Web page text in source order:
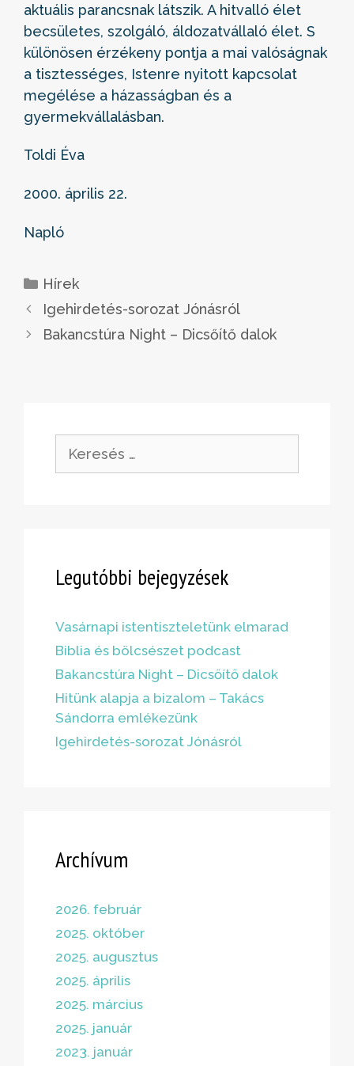
aktuális parancsnak látszik. A hitvalló élet
becsületes, szolgáló, áldozatvállaló élet. S
különösen érzékeny pontja a mai valóságnak
a tisztességes, Istenre nyitott kapcsolat
megélése a házasságban és a
gyermekvállalásban.
Toldi Éva
2000. április 22.
Napló
Kategória
Hírek
Igehirdetés-sorozat Jónásról
Bakancstúra Night – Dicsőítő dalok
Legutóbbi bejegyzések
Vasárnapi istentiszteletünk elmarad
Biblia és bölcsészet podcast
Bakancstúra Night – Dicsőítő dalok
Hitünk alapja a bizalom – Takács
Sándorra emlékezünk
Igehirdetés-sorozat Jónásról
Archívum
2026. február
2025. október
2025. augusztus
2025. április
2025. március
2025. január
2023. január